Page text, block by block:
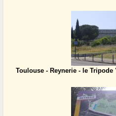
Toulouse - Reynerie - le